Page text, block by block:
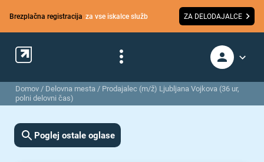
Brezplačna registracija za vse iskalce služb ZA DELODAJALCE
Domov / Delovna mesta / Prodajalec (m/ž) Ljubljana Vojkova (36 ur,
polni delovni čas)
Poglej ostale oglase